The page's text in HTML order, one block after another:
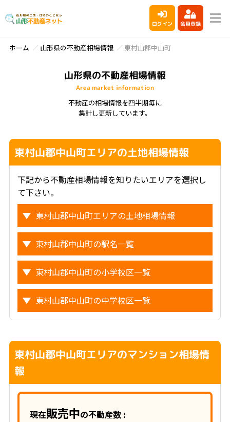
ログイン 会員登録
ホーム 山形県の不動産相場情報 東村山郡中山町
山形県の不動産相場情報
Area market information
不動産の相場情報を四半期毎に
集計し更新しています。
東村山郡中山町エリアの土地相場情報
下記から不動産相場情報を知りたいエリアを選択し
て下さい。
東村山郡中山町エリアの土地相場情報
東村山郡中山町の駅名一覧
東村山郡中山町の小学校区一覧
東村山郡中山町の中学校区一覧
東村山郡中山町エリアのマンション相場情
報
現在販売中の不動産数 :